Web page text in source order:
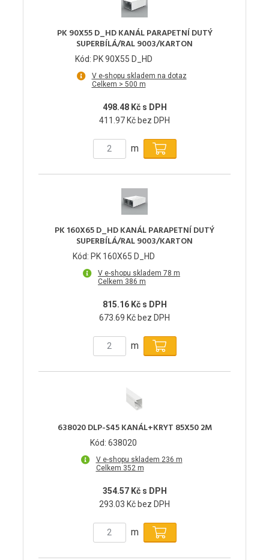
PK 90X55 D_HD KANÁL PARAPETNÍ DUTÝ
SUPERBÍLÁ/RAL 9003/KARTON
Kód: PK 90X55 D_HD
V e-shopu skladem na dotaz
Celkem > 500 m
498.48 Kč s DPH
411.97 Kč bez DPH
m
PK 160X65 D_HD KANÁL PARAPETNÍ DUTÝ
SUPERBÍLÁ/RAL 9003/KARTON
Kód: PK 160X65 D_HD
V e-shopu skladem 78 m
Celkem 386 m
815.16 Kč s DPH
673.69 Kč bez DPH
m
638020 DLP-S45 KANÁL+KRYT 85X50 2M
Kód: 638020
V e-shopu skladem 236 m
Celkem 352 m
354.57 Kč s DPH
293.03 Kč bez DPH
m